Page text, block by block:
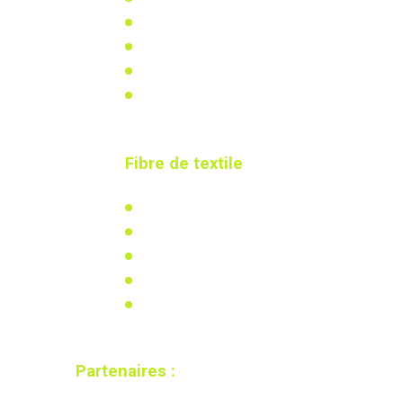
Fibre de textile
Partenaires :